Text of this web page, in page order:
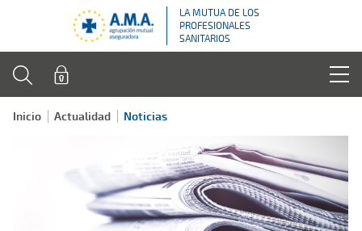
LA MUTUA DE LOS
PROFESIONALES
SANITARIOS
Inicio Actualidad Noticias